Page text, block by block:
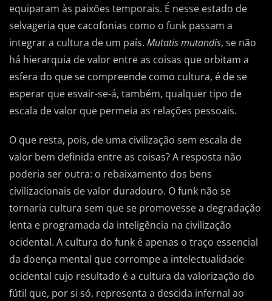
equiparam às paixões temporais. É nesse estado de
selvageria que cacofonias como o funk passam a
integrar a cultura de um país. Mutatis mutandis, se não
há hierarquia de valor entre as coisas que orbitam a
esfera do que se compreende como cultura, é de se
esperar que esvair-se-á, também, qualquer tipo de
escala de valor que permeia as relações pessoais.
O que resta, pois, de uma civilização sem escala de
valor bem definida entre as coisas? A resposta não
poderia ser outra: o rebaixamento dos bens
civilizacionais de valor duradouro. O funk não se
tornaria cultura sem que se promovesse a degradação
lenta e programada da inteligência na civilização
ocidental. A cultura do funk é apenas o traço essencial
da doença mental que corrompe a intelectualidade
ocidental cujo resultado é a cultura da valorização do
fútil que, por si só, representa a descida infernal ao